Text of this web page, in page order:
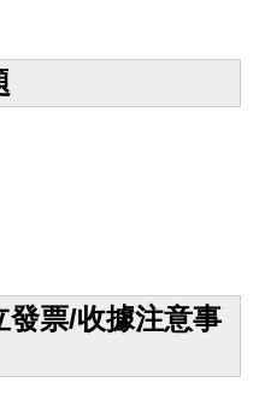
發票/收據注意事